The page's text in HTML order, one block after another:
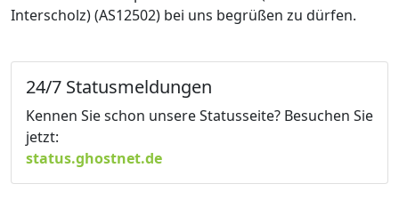
Interscholz) (AS12502) bei uns begrüßen zu dürfen.
24/7 Statusmeldungen
Kennen Sie schon unsere Statusseite? Besuchen Sie
jetzt:
status.ghostnet.de